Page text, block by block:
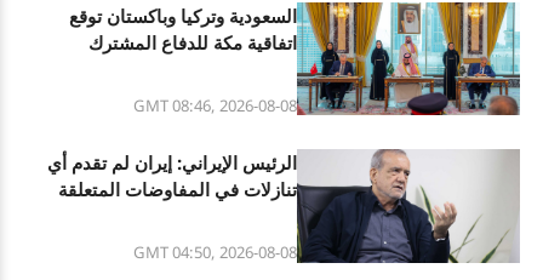
السعودية وتركيا وباكستان توقع
اتفاقية مكة للدفاع المشترك
GMT 08:46, 2026-08-08
الرئيس الإيراني: إيران لم تقدم أي
تنازلات في المفاوضات المتعلقة
GMT 04:50, 2026-08-08